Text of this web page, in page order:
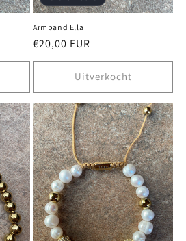
Armband Ella
Normale
prijs
€20,00 EUR
Uitverkocht